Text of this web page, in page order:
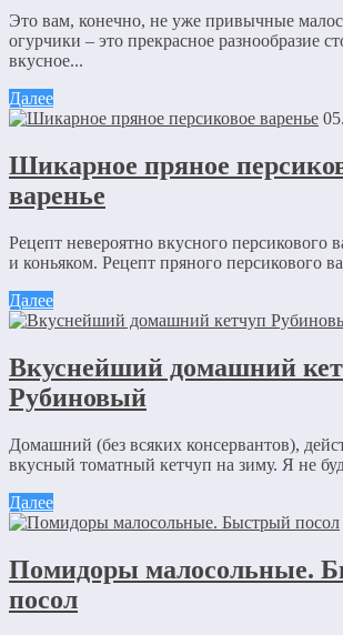
Это вам, конечно, не уже привычные
огурчики – это прекрасное разнообразие
вкусное...
Далее
Шикарное пряное
варенье
Рецепт невероятно вкусного персикового
и коньяком. Рецепт пряного персикового
Далее
Вкуснейший домашний
Рубиновый
Домашний (без всяких консервантов),
вкусный томатный кетчуп на зиму. Я не
Далее
Помидоры малосольные.
посол